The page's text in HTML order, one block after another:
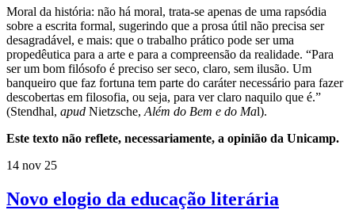
Moral da história: não há moral, trata-se apenas de uma rapsódia
sobre a escrita formal, sugerindo que a prosa útil não precisa ser
desagradável, e mais: que o trabalho prático pode ser uma
propedêutica para a arte e para a compreensão da realidade. “Para
ser um bom filósofo é preciso ser seco, claro, sem ilusão. Um
banqueiro que faz fortuna tem parte do caráter necessário para fazer
descobertas em filosofia, ou seja, para ver claro naquilo que é.”
(Stendhal, apud Nietzsche, Além do Bem e do Mal).
Este texto não reflete, necessariamente, a opinião da Unicamp.
14 nov 25
Novo elogio da educação literária